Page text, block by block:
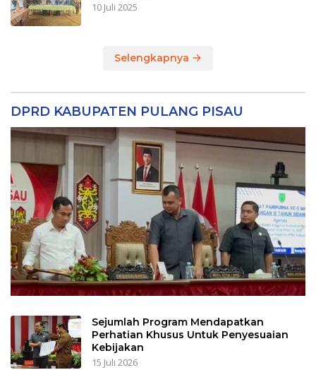
10 Juli 2025
Selengkapnya
DPRD KABUPATEN PULANG PISAU
Sejumlah Program Mendapatkan
Perhatian Khusus Untuk Penyesuaian
Kebijakan
15 Juli 2026